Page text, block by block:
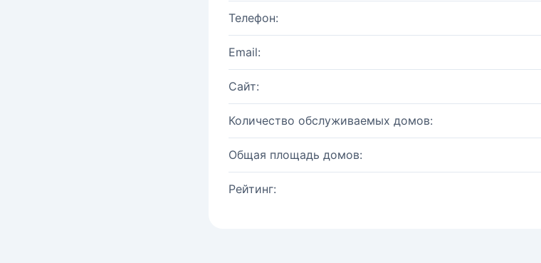
Телефон:
Email:
Сайт:
Количество обслуживаемых домов:
Общая площадь домов:
Рейтинг: